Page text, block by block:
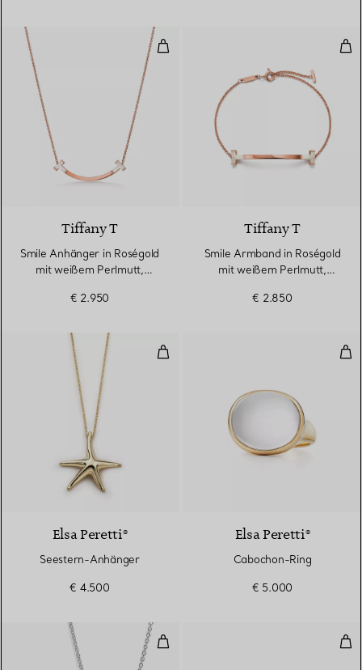
Smile Anhänger in Roségold
Tiffany T
Smile Anhänger in Roségold
mit weißem Perlmutt,
€ 2.950
Tiffany T
Smile Armband in Roségold
mit weißem Perlmutt,
€ 2.850
Seestern-Anhänger
Elsa Peretti®
Seestern-Anhänger
€ 4.500
Elsa Peretti®
Cabochon-Ring
€ 5.000
Color By The Yard-Anhänger